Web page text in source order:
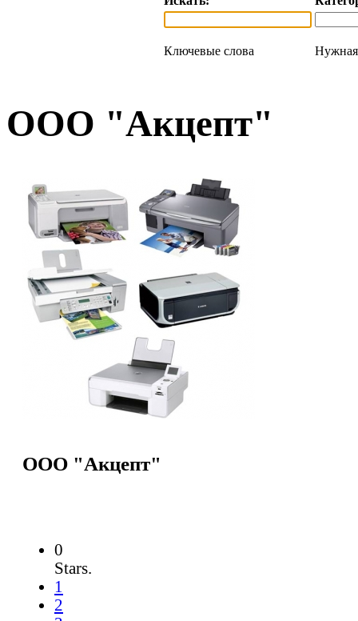
Ключевые слова Нужная
ООО "Акцепт"
ООО "Акцепт"
0
Stars.
1
2